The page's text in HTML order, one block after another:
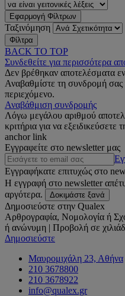
Εφαρμογή Φίλτρων
Ταξινόμηση
Φίλτρα
BACK TO TOP
Συνδεθείτε για περισσότερα
Δεν βρέθηκαν αποτελέσματα
Αναβαθμίστε τη συνδρομή
περιεχόμενο.
Αναβάθμιση συνδρομής
Λόγω μεγάλου αριθμού
κριτήρια για να εξειδικεύσετε
anchor link
Εγγραφείτε στο newsletter μας
Εγγραφήκατε επιτυχώς στο
Η εγγραφή στο newsletter
αργότερα.
Δοκιμάστε ξανά
Δημοσιεύστε στην Qualex
Αρθρογραφία, Νομολογία ή
ή ανώνυμη | Προβολή σε
Δημοσιεύστε
Μαυρομιχάλη 23, Αθήνα
210 3678800
210 3678922
info@qualex.gr